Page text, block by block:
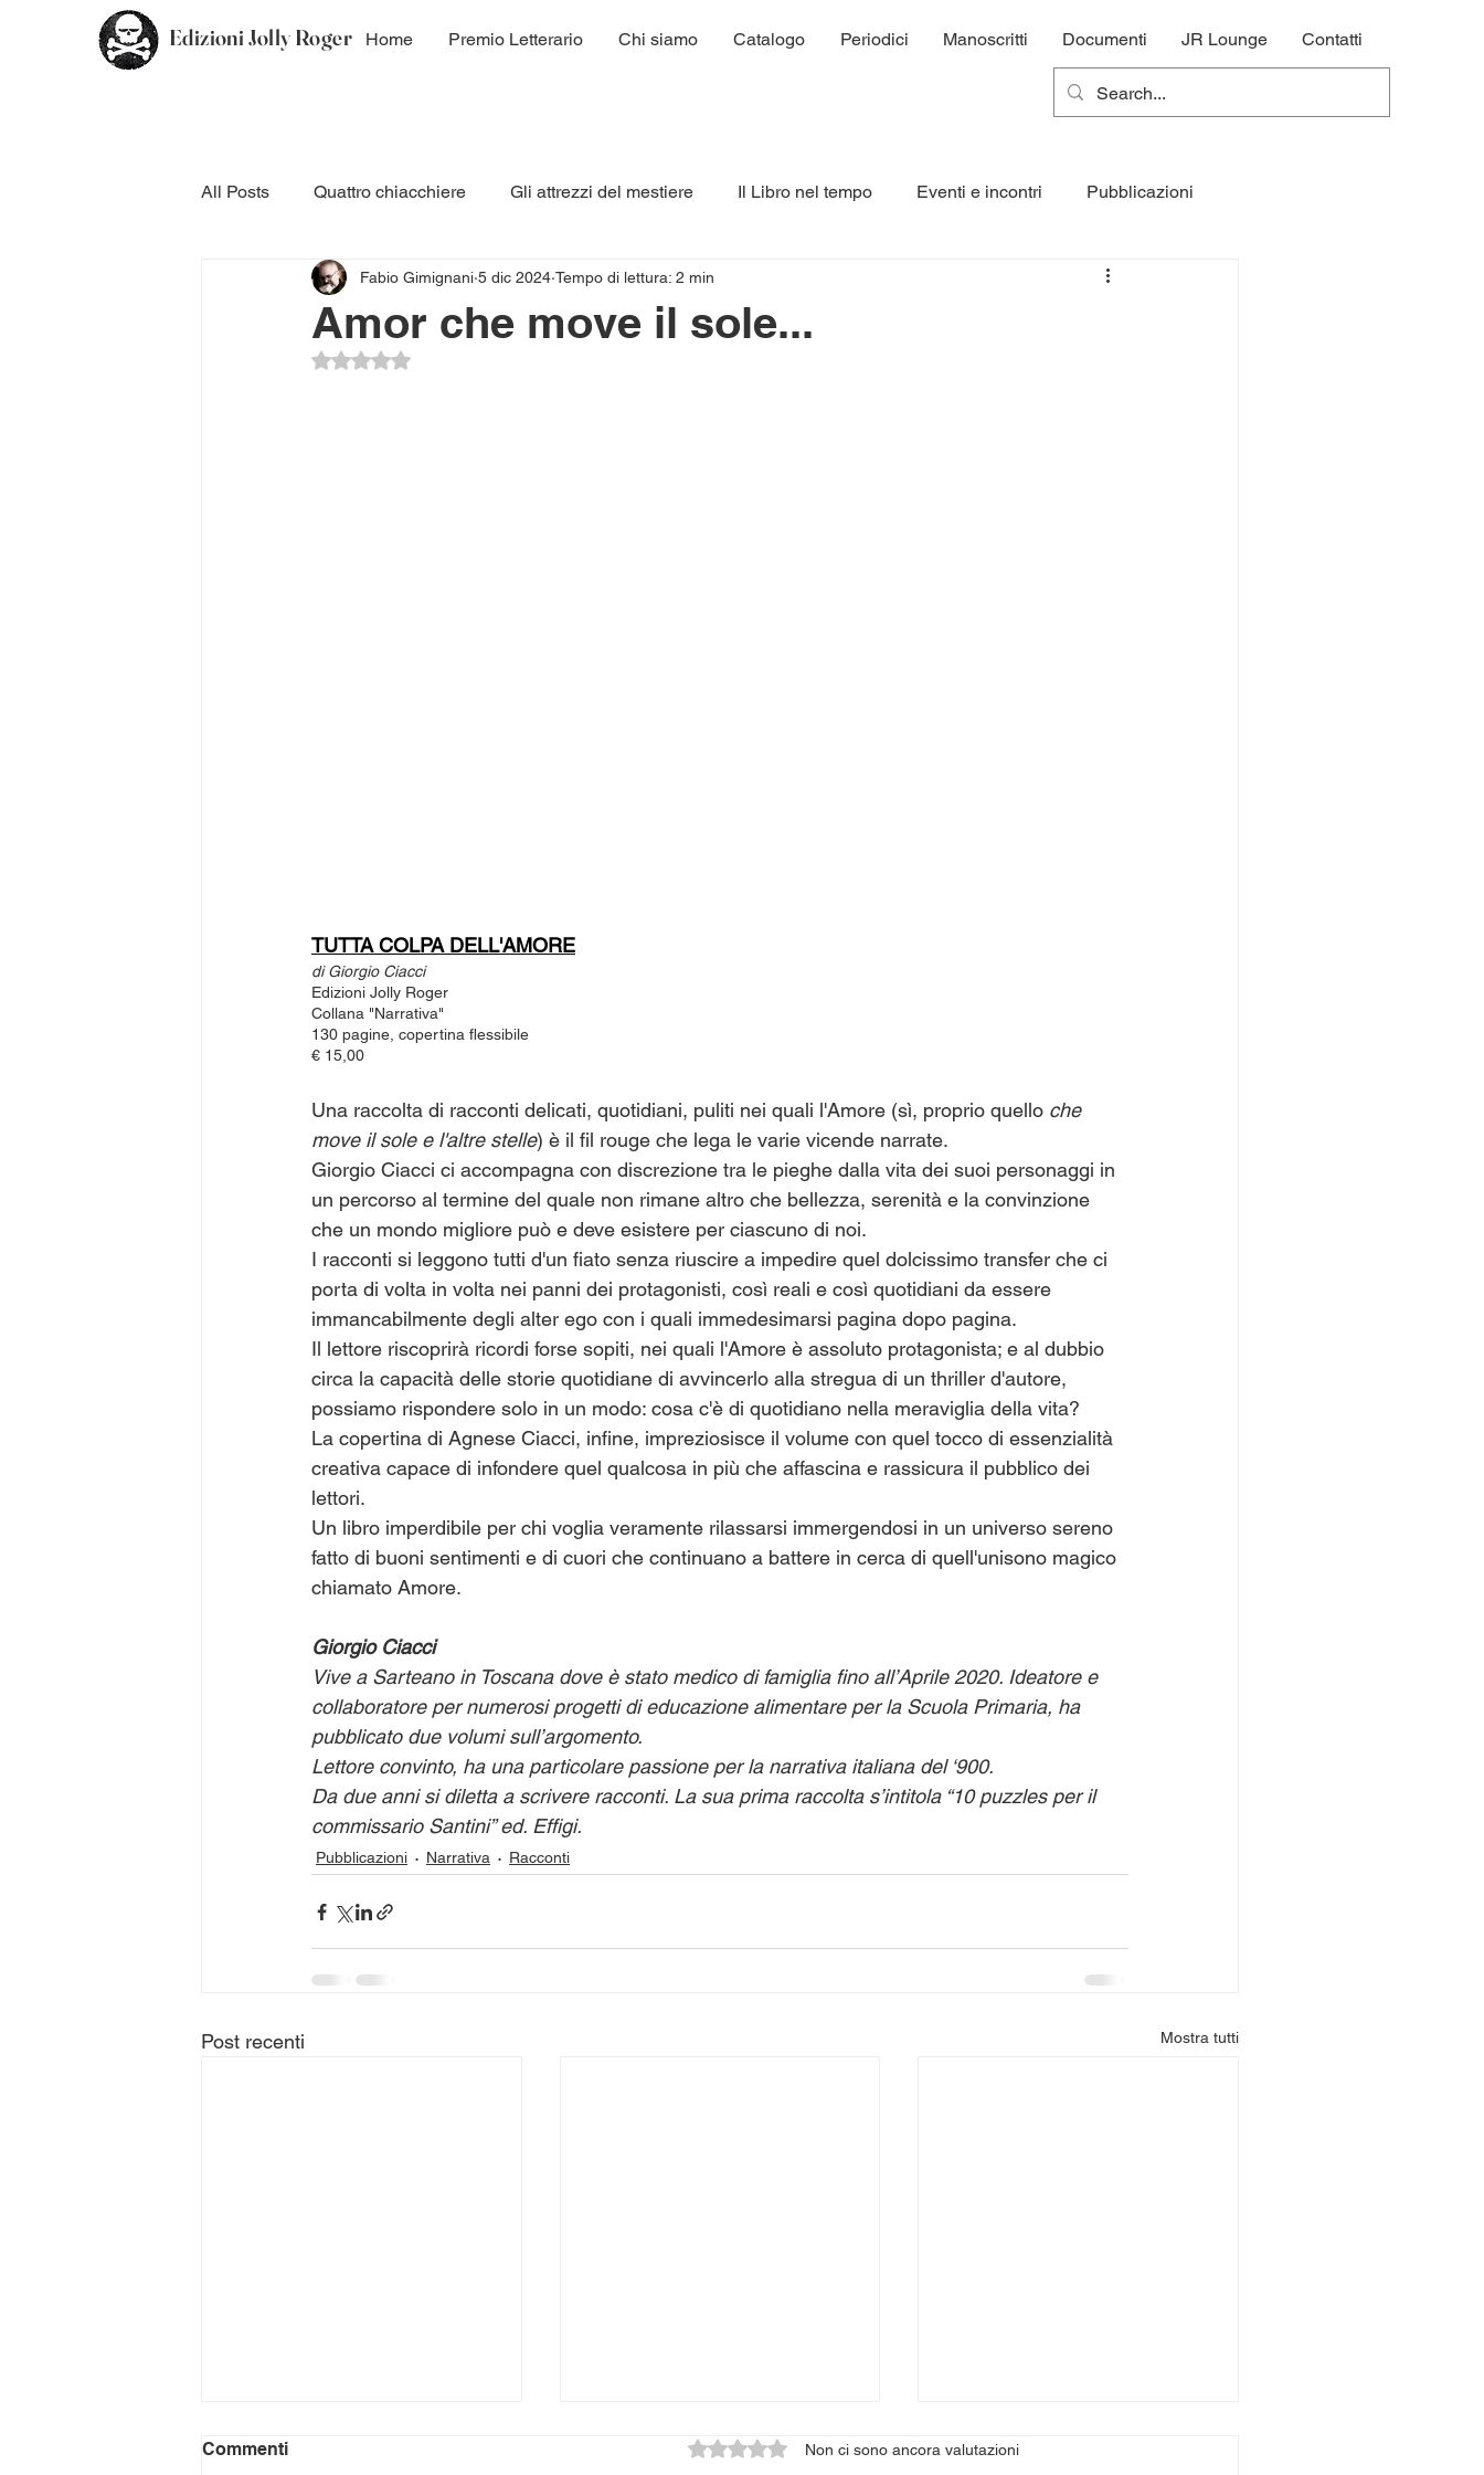
Edizioni Jolly Roger Home Premio Letterario Chi siamo Catalogo Periodici Manoscritti Documenti JR Lounge Contatti
All Posts Quattro chiacchiere Gli attrezzi del mestiere Il Libro nel tempo Eventi e incontri Pubblicazioni
Coming Soon Saggistica Narrativa Racconti Hungry Wheels
Amor che move il sole...
Fabio Gimignani 5 dic 2024 Tempo di lettura: 2 min
Valutazione NaN stelle su 5.
TUTTA COLPA DELL'AMORE
di Giorgio Ciacci
Edizioni Jolly Roger
Collana "Narrativa"
130 pagine, copertina flessibile
€ 15,00
Una raccolta di racconti delicati, quotidiani, puliti nei quali l'Amore (sì, proprio quello che
move il sole e l'altre stelle) è il fil rouge che lega le varie vicende narrate.
Giorgio Ciacci ci accompagna con discrezione tra le pieghe dalla vita dei suoi personaggi in
un percorso al termine del quale non rimane altro che bellezza, serenità e la convinzione
che un mondo migliore può e deve esistere per ciascuno di noi.
I racconti si leggono tutti d'un fiato senza riuscire a impedire quel dolcissimo transfer che ci
porta di volta in volta nei panni dei protagonisti, così reali e così quotidiani da essere
immancabilmente degli alter ego con i quali immedesimarsi pagina dopo pagina.
Il lettore riscoprirà ricordi forse sopiti, nei quali l'Amore è assoluto protagonista; e al dubbio
circa la capacità delle storie quotidiane di avvincerlo alla stregua di un thriller d'autore,
possiamo rispondere solo in un modo: cosa c'è di quotidiano nella meraviglia della vita?
La copertina di Agnese Ciacci, infine, impreziosisce il volume con quel tocco di essenzialità
creativa capace di infondere quel qualcosa in più che affascina e rassicura il pubblico dei
lettori.
Un libro imperdibile per chi voglia veramente rilassarsi immergendosi in un universo sereno
fatto di buoni sentimenti e di cuori che continuano a battere in cerca di quell'unisono magico
chiamato Amore.
Giorgio Ciacci
Vive a Sarteano in Toscana dove è stato medico di famiglia fino all’Aprile 2020. Ideatore e
collaboratore per numerosi progetti di educazione alimentare per la Scuola Primaria, ha
pubblicato due volumi sull’argomento.
Lettore convinto, ha una particolare passione per la narrativa italiana del ‘900.
Da due anni si diletta a scrivere racconti. La sua prima raccolta s’intitola “10 puzzles per il
commissario Santini” ed. Effigi.
Pubblicazioni Narrativa Racconti
Post recenti Mostra tutti
Commenti Valutazione 0 stelle su 5.Non ci sono ancora valutazioni